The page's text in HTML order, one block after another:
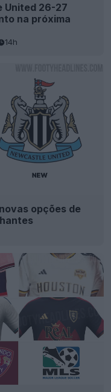
United 26-27
na próxima
14h
opções de